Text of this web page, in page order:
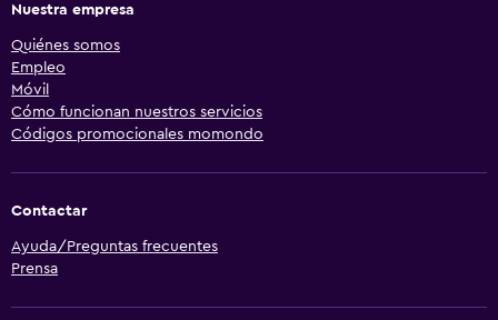
Nuestra empresa
Quiénes somos
Empleo
Móvil
Cómo funcionan nuestros servicios
Códigos promocionales momondo
Contactar
Ayuda/Preguntas frecuentes
Prensa